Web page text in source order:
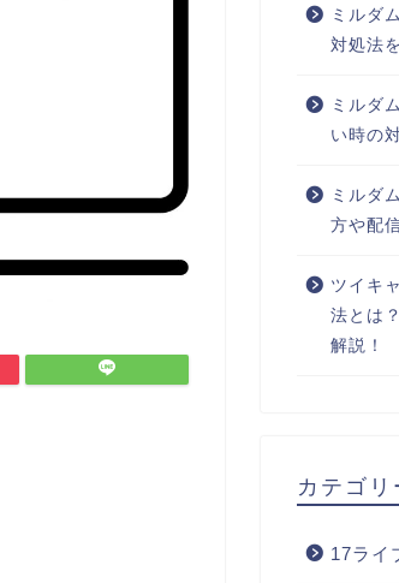
ミルダ
対処法
ミルダ
い時の
ミルダ
方や配
ツイキ
法とは
解説！
カテゴリ
17ライ